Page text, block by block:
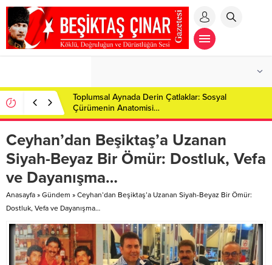
Toplumsal Aynada Derin Çatlaklar: Sosyal
Çürümenin Anatomisi…
Ceyhan’dan Beşiktaş’a Uzanan
Siyah-Beyaz Bir Ömür: Dostluk, Vefa
ve Dayanışma…
Anasayfa » Gündem » Ceyhan’dan Beşiktaş’a Uzanan Siyah-Beyaz Bir Ömür:
Dostluk, Vefa ve Dayanışma…